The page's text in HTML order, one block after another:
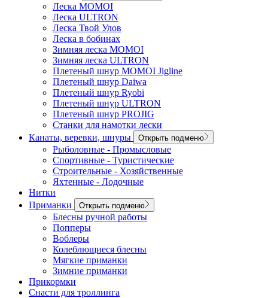
Леска MOMOI
Леска ULTRON
Леска Твой Улов
Леска в бобинах
Зимняя леска MOMOI
Зимняя леска ULTRON
Плетеный шнур MOMOI Jigline
Плетеный шнур Daiwa
Плетеный шнур Ryobi
Плетеный шнур ULTRON
Плетеный шнур PROJIG
Станки для намотки лески
Канаты, веревки, шнуры
Открыть подменю
Рыболовные - Промысловые
Спортивные - Туристические
Строительные - Хозяйственные
Яхтенные - Лодочные
Нитки
Приманки
Открыть подменю
Блесны ручной работы
Попперы
Воблеры
Колеблющиеся блесны
Мягкие приманки
Зимние приманки
Прикормки
Снасти для троллинга